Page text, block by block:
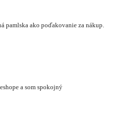
pamlska ako poďakovanie za nákup.
a som spokojný